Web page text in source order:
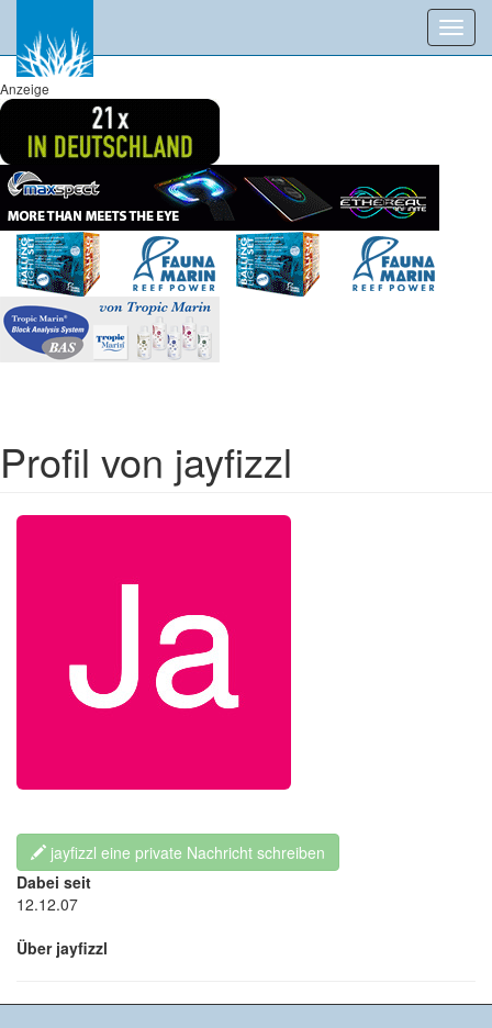
Anzeige
Profil von jayfizzl
jayfizzl eine private Nachricht schreiben
Dabei seit
12.12.07
Über jayfizzl